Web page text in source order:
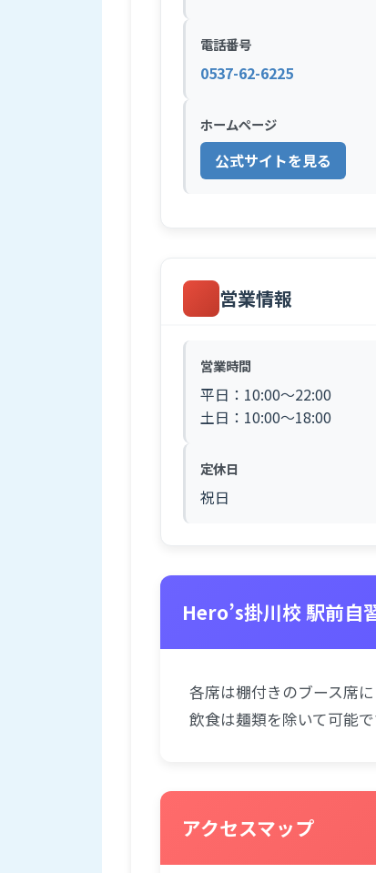
電話番号
0537-62-6225
ホームページ
公式サイトを見る
営業情報
営業時間
平日：10:00～22:00
土日：10:00～18:00
定休日
祝日
Hero’s掛川校 駅前自
各席は棚付きのブース席
飲食は麺類を除いて可能で
アクセスマップ